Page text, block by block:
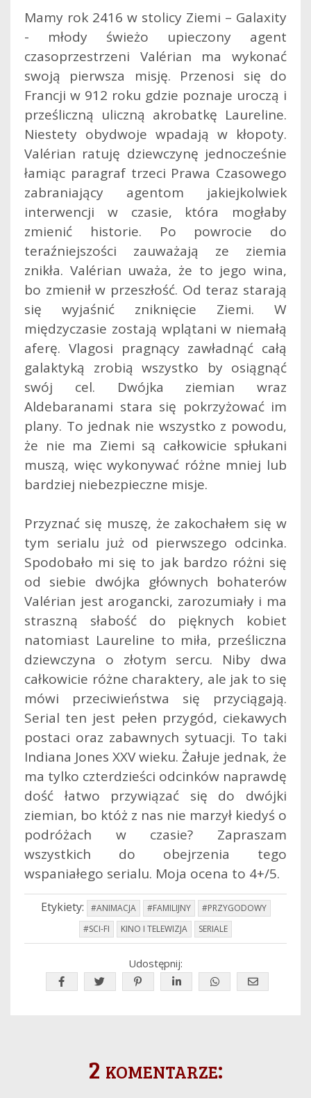
Mamy rok 2416 w stolicy Ziemi – Galaxity
- młody świeżo upieczony agent
czasoprzestrzeni Valérian ma wykonać
swoją pierwsza misję. Przenosi się do
Francji w 912 roku gdzie poznaje uroczą i
prześliczną uliczną akrobatkę Laureline.
Niestety obydwoje wpadają w kłopoty.
Valérian ratuję dziewczynę jednocześnie
łamiąc paragraf trzeci Prawa Czasowego
zabraniający agentom jakiejkolwiek
interwencji w czasie, która mogłaby
zmienić historie. Po powrocie do
teraźniejszości zauważają ze ziemia
znikła. Valérian uważa, że to jego wina,
bo zmienił w przeszłość. Od teraz starają
się wyjaśnić zniknięcie Ziemi. W
międzyczasie zostają wplątani w niemałą
aferę. Vlagosi pragnący zawładnąć całą
galaktyką zrobią wszystko by osiągnąć
swój cel. Dwójka ziemian wraz
Aldebaranami stara się pokrzyżować im
plany. To jednak nie wszystko z powodu,
że nie ma Ziemi są całkowicie spłukani
muszą, więc wykonywać różne mniej lub
bardziej niebezpieczne misje.
Przyznać się muszę, że zakochałem się w
tym serialu już od pierwszego odcinka.
Spodobało mi się to jak bardzo różni się
od siebie dwójka głównych bohaterów
Valérian jest arogancki, zarozumiały i ma
straszną słabość do pięknych kobiet
natomiast Laureline to miła, prześliczna
dziewczyna o złotym sercu. Niby dwa
całkowicie różne charaktery, ale jak to się
mówi przeciwieństwa się przyciągają.
Serial ten jest pełen przygód, ciekawych
postaci oraz zabawnych sytuacji. To taki
Indiana Jones XXV wieku. Żałuje jednak, że
ma tylko czterdzieści odcinków naprawdę
dość łatwo przywiązać się do dwójki
ziemian, bo któż z nas nie marzył kiedyś o
podróżach w czasie? Zapraszam
wszystkich do obejrzenia tego
wspaniałego serialu. Moja ocena to 4+/5.
Etykiety: #ANIMACJA #FAMILIJNY
#PRZYGODOWY
#SCI-FI
KINO I TELEWIZJA SERIALE
Udostępnij:
2 komentarze: